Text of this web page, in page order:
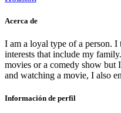
Acerca de
I am a loyal type of a person.
interests that include my
movies or a comedy show but
and watching a movie, I also
Información de perfil